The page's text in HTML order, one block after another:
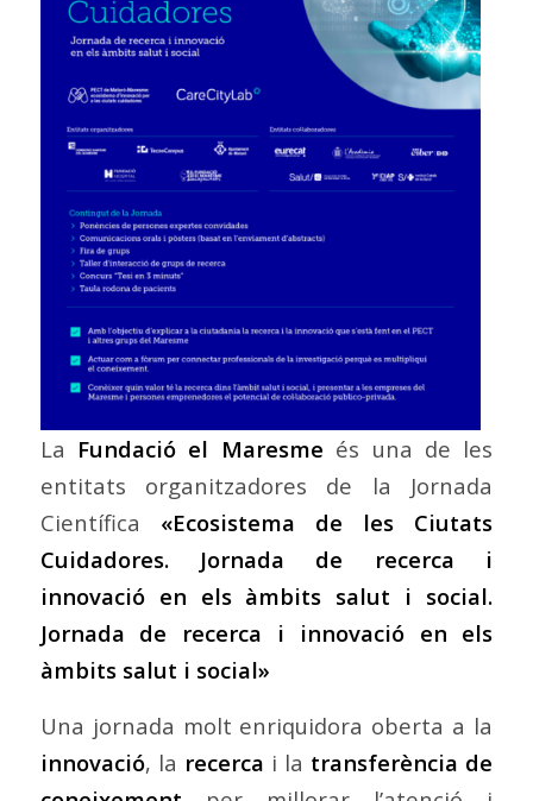
La Fundació el Maresme és una de les
entitats organitzadores de la Jornada
Científica «Ecosistema de les Ciutats
Cuidadores. Jornada de recerca i
innovació en els àmbits salut i social.
Jornada de recerca i innovació en els
àmbits salut i social»
Una jornada molt enriquidora oberta a la
innovació, la recerca i la transferència de